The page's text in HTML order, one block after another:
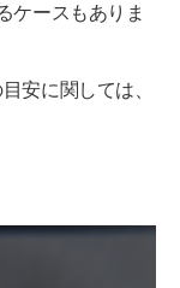
ケースもありま
安に関しては、